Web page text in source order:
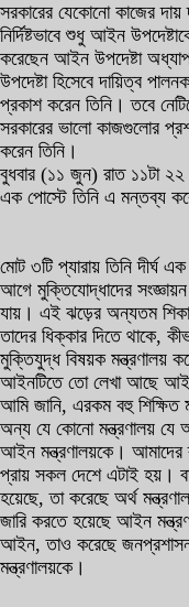
সরকারের যেকোনো কাজের
নির্দিষ্টভাবে শুধু আইন
করেছেন আইন উপদেষ্টা
উপদেষ্টা হিসেবে দায়িত্ব
প্রকাশ করেন তিনি। তবে
সরকারের ভালো কাজগুলোর
করেন তিনি।
বুধবার (১১ জুন) রাত ১১টা ২২
এক পোস্টে তিনি এ মন্তব্য
মোট ৩টি প্যারায় তিনি দীর্ঘ
আগে মুক্তিযোদ্ধাদের
যায়। এই ঝড়ের অন্যতম
তাদের ধিক্কার দিতে থাকে,
মুক্তিযুদ্ধ বিষয়ক মন্ত্রণালয়
আইনটিতে তো লেখা আছে আইন
আমি জানি, এরকম বহু শিক্ষিত
অন্য যে কোনো মন্ত্রণালয় যে
আইন মন্ত্রণালয়কে। আমাদের
প্রায় সকল দেশে এটাই হয়।
হয়েছে, তা করেছে অর্থ
জারি করতে হয়েছে আইন
আইন, তাও করেছে
মন্ত্রণালয়কে।